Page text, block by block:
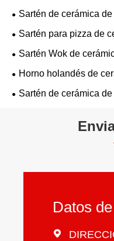
Sartén de cerámica
Sartén para pizza de
Sartén Wok de
Horno holandés de
Sartén de cerámica
Datos
